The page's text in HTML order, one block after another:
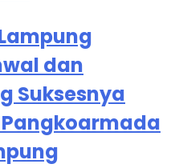
dan
Suksesnya